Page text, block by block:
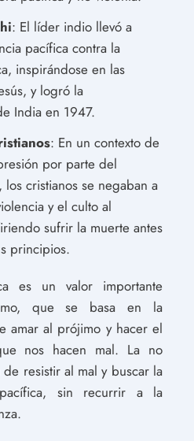
: El líder indio llevó a
pacífica contra la
inspirándose en las
y logró la
India en 1947.
: En un contexto de
por parte del
los cristianos se negaban a
y el culto al
sufrir la muerte antes
principios.
es un valor importante
que se basa en la
amar al prójimo y hacer el
nos hacen mal. La no
resistir al mal y buscar la
sin recurrir a la